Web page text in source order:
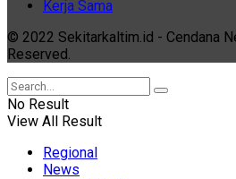
Kerja Sama
© 2022 Sekitarkaltim.id - Cendana
Reserved.
No Result
View All Result
Regional
News